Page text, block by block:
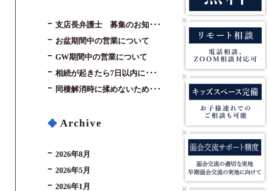
支店長弁護士 募集のお知･･･
お盆期間中の営業について
GW期間中の営業について
相続が起きたら7日以内に･･･
同棲解消時に揉めないため･･･
Archive
2026年8月
2026年5月
2026年1月